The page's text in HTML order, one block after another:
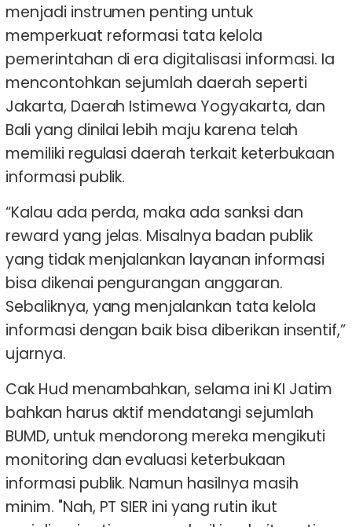
menjadi instrumen penting untuk
memperkuat reformasi tata kelola
pemerintahan di era digitalisasi informasi. Ia
mencontohkan sejumlah daerah seperti
Jakarta, Daerah Istimewa Yogyakarta, dan
Bali yang dinilai lebih maju karena telah
memiliki regulasi daerah terkait keterbukaan
informasi publik.
“Kalau ada perda, maka ada sanksi dan
reward yang jelas. Misalnya badan publik
yang tidak menjalankan layanan informasi
bisa dikenai pengurangan anggaran.
Sebaliknya, yang menjalankan tata kelola
informasi dengan baik bisa diberikan insentif,”
ujarnya.
Cak Hud menambahkan, selama ini KI Jatim
bahkan harus aktif mendatangi sejumlah
BUMD, untuk mendorong mereka mengikuti
monitoring dan evaluasi keterbukaan
informasi publik. Namun hasilnya masih
minim. "Nah, PT SIER ini yang rutin ikut